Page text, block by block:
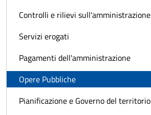
Controlli e rilievi sull'amministrazione
Servizi erogati
Pagamenti dell'amministrazione
Opere Pubbliche
Pianificazione e Governo del territorio